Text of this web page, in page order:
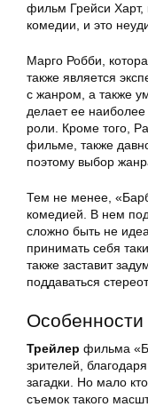
фильм Грейси Харт,
комедии, и это
Марго Робби,
также является
с жанром, а также
делает ее
роли. Кроме того,
фильме, также
поэтому выбор
Тем не менее,
комедией. В нем
сложно быть не
принимать себя
также заставит
поддаваться
Трейлер фильма
зрителей,
загадки. Но мало
съемок такого